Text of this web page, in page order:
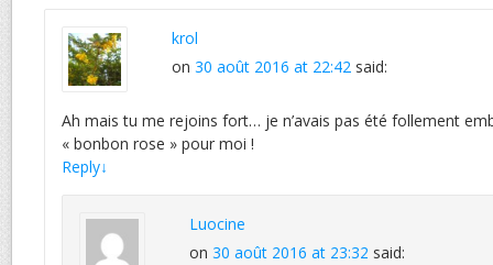
krol
on 30 août 2016 at 22:42 said:
Ah mais tu me rejoins fort… je n’avais pas été follement
« bonbon rose » pour moi !
Reply↓
Luocine
on 30 août 2016 at 23:32 said: